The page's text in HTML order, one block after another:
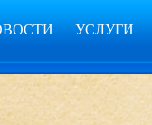
УСЛУГИ